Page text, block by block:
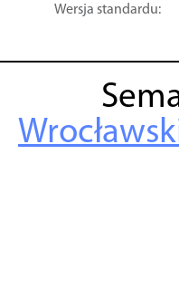
Wersja standardu: